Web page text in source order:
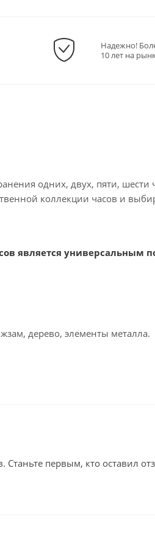
Надежно!
10 лет на
одних, двух, пяти,
коллекции часов и
является
дерево, элементы металла.
Станьте первым, кто оставил